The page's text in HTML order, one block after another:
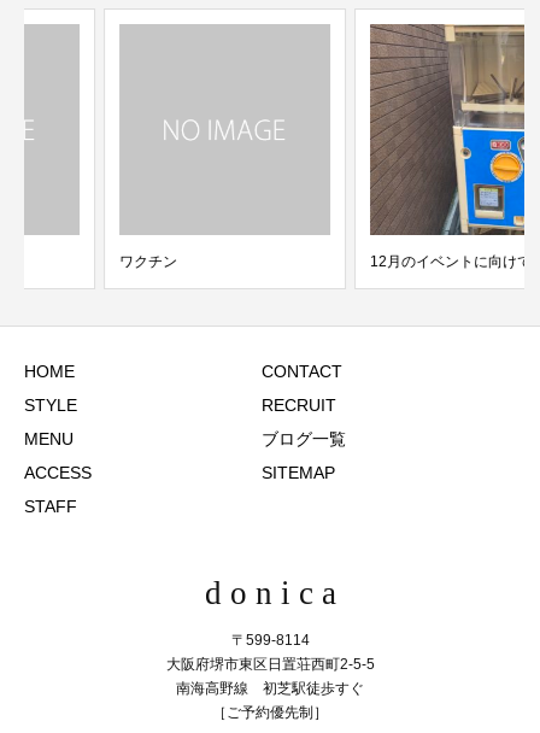
12月のイベントに向けて！
HOME
STYLE
MENU
ACCESS
STAFF
CONTACT
RECRUIT
ブログ一覧
SITEMAP
d o n i c a
〒599-8114
大阪府堺市東区日置荘西町2-5-5
南海高野線 初芝駅徒歩すぐ
［ご予約優先制］